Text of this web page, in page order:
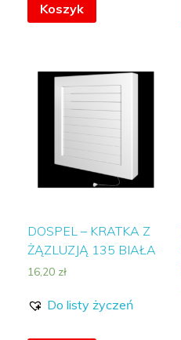
Koszyk
DOSPEL – KRATKA Z
ŻĄZLUZJĄ 135 BIAŁA
16,20 zł
Do listy życzeń